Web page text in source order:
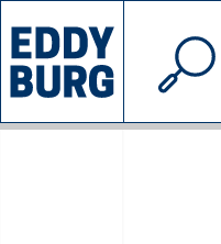
INIZIATIVE
©